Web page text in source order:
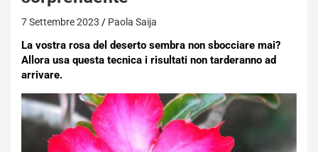
7 Settembre 2023 Paola Saija
La vostra rosa del deserto sembra non sbocciare mai?
Allora usa questa tecnica i risultati non tarderanno ad
arrivare.